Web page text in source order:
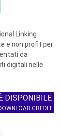
Linking
e non profit per
da
digitali nelle
DISPONIBILE
CREDIT